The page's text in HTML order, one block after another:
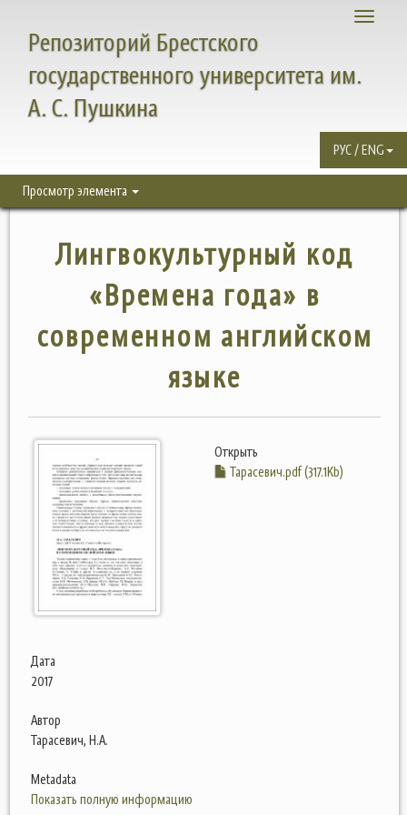
Toggle
Репозиторий Брестского
государственного университета им.
А. С. Пушкина
РУС / ENG
Просмотр элемента
Лингвокультурный код
«Времена года» в
современном английском
языке
Открыть
Тарасевич.pdf (317.1Kb)
Дата
2017
Автор
Тарасевич, Н.А.
Metadata
Показать полную информацию